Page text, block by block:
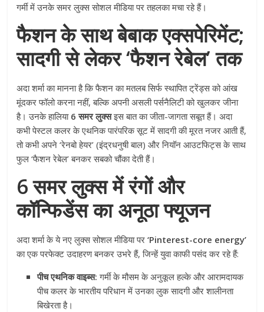
गर्मी में उनके समर लुक्स सोशल मीडिया पर तहलका मचा रहे हैं।
फैशन के साथ बेबाक एक्सपेरिमेंट;
सादगी से लेकर ‘फैशन रेबेल’ तक
अदा शर्मा का मानना है कि फैशन का मतलब सिर्फ स्थापित ट्रेंड्स को आंख
मूंदकर फॉलो करना नहीं, बल्कि अपनी असली पर्सनैलिटी को खुलकर जीना
है। उनके हालिया 6 समर लुक्सइस बात का जीता-जागता सबूत हैं। अदा
कभी पेस्टल कलर के एथनिक पारंपरिक सूट में सादगी की मूरत नजर आती हैं,
तो कभी अपने ‘रेनबो हेयर’ (इंद्रधनुषी बाल) और नियॉन आउटफिट्स के साथ
फुल ‘फैशन रेबेल’ बनकर सबको चौंका देती हैं।
6 समर लुक्स में रंगों और
कॉन्फिडेंस का अनूठा फ्यूजन
अदा शर्मा के ये नए लुक्स सोशल मीडिया पर‘Pinterest-core energy’
का एक परफेक्ट उदाहरण बनकर उभरे हैं, जिन्हें युवा काफी पसंद कर रहे हैं:
पीच एथनिक वाइब्स: गर्मी के मौसम के अनुकूल हल्के और आरामदायक
पीच कलर के भारतीय परिधान में उनका लुक सादगी और शालीनता
बिखेरता है।